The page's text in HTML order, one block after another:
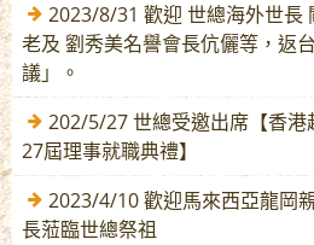
2023/8/31 歡迎 世總海外世長
老及 劉秀美名譽會長伉儷等，返
議」。
202/5/27 世總受邀出席【香
27屆理事就職典禮】
2023/4/10 歡迎馬來西亞龍岡
長蒞臨世總祭祖